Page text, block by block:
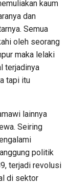
kaum
dan
Semua
oleh seorang
maka lelaki
terjadinya
tapi itu
lainnya
Seiring
politik
terjadi revolusi
di sektor